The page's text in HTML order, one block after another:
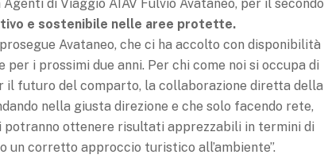
di Viaggio AIAV Fulvio Avataneo, per il secondo
e sostenibile nelle aree protette.
Avataneo, che ci ha accolto con disponibilità
i prossimi due anni. Per chi come noi si occupa di
il futuro del comparto, la collaborazione diretta della
nella giusta direzione e che solo facendo rete,
potranno ottenere risultati apprezzabili in termini di
corretto approccio turistico all’ambiente”.